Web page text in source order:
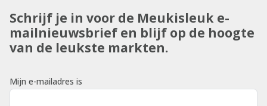
Schrijf je in voor de Meukisleuk e-
mailnieuwsbrief en blijf op de hoogte
van de leukste markten.
Mijn e-mailadres is